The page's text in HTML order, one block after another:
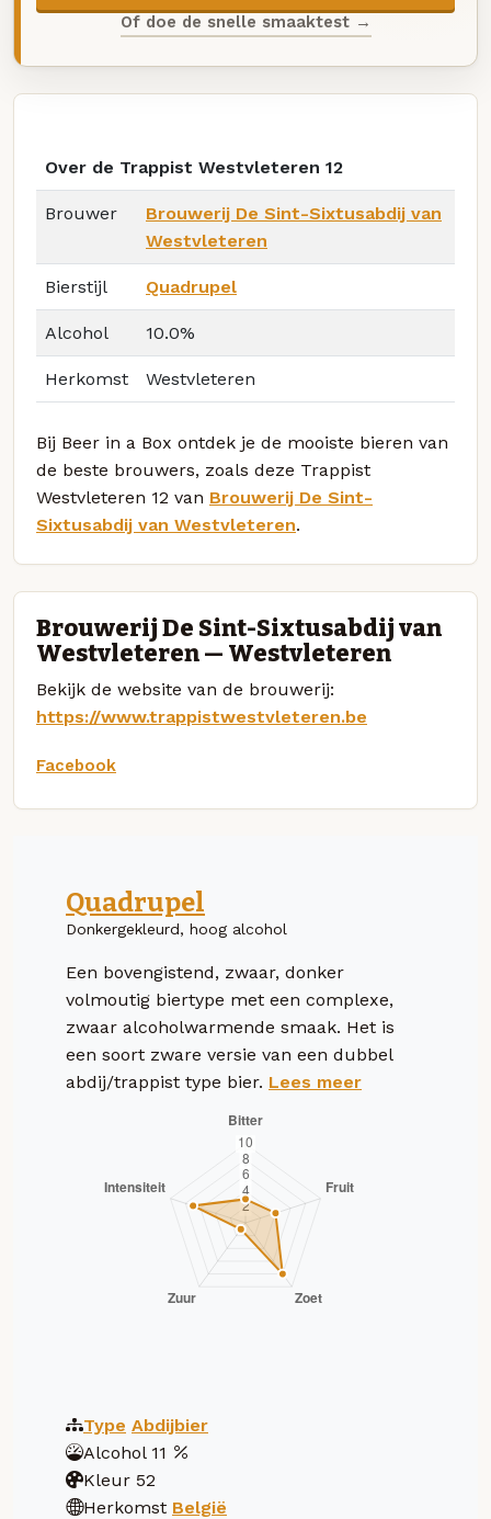
Of doe de snelle smaaktest →
Over de Trappist Westvleteren 12
Brouwer
Brouwerij De Sint-Sixtusabdij van
Westvleteren
Bierstijl Quadrupel
Alcohol 10.0%
Herkomst Westvleteren
Bij Beer in a Box ontdek je de mooiste bieren van
de beste brouwers, zoals deze Trappist
Westvleteren 12 van Brouwerij De Sint-
Sixtusabdij van Westvleteren.
Brouwerij De Sint-Sixtusabdij van
Westvleteren — Westvleteren
Bekijk de website van de brouwerij:
https://www.trappistwestvleteren.be
Facebook
Quadrupel
Donkergekleurd, hoog alcohol
Een bovengistend, zwaar, donker
volmoutig biertype met een complexe,
zwaar alcoholwarmende smaak. Het is
een soort zware versie van een dubbel
abdij/trappist type bier. Lees meer
Type Abdijbier
Alcohol 11
Kleur 52
Herkomst België